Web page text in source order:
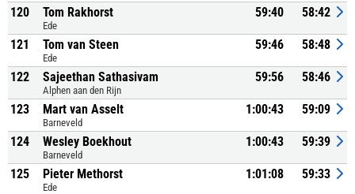
120 Tom Rakhorst
Ede
59:40 58:42
121 Tom van Steen
Ede
59:46 58:48
122 Sajeethan Sathasivam
Alphen aan den Rijn
59:56 58:46
123 Mart van Asselt
Barneveld
1:00:43 59:09
124 Wesley Boekhout
Barneveld
1:00:43 59:39
125 Pieter Methorst
Ede
1:01:08 59:33